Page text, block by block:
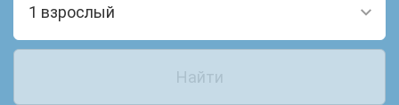
1 взрослый
Найти